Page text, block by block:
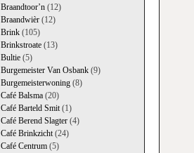
Braandtoor’n(12)
Braandwièr(12)
Brink(105)
Brinkstroate(13)
Bultie(5)
Burgemeister Van Osbank(9)
Burgemeisterwoning(8)
Café Balsma(20)
Café Barteld Smit(1)
Café Berend Slagter(4)
Café Brinkzicht(24)
Café Centrum(5)